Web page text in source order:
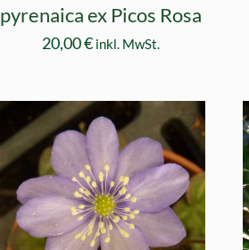
pyrenaica ex Picos Rosa
20,00€ inkl. MwSt.